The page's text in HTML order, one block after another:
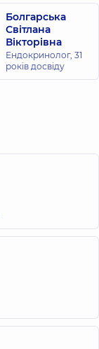
Болгарська
Світлана
Вікторівна
Ендокринолог, 31
років досвіду